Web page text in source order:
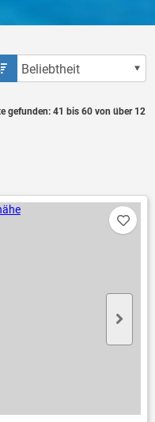
gefunden: 41 bis 60 von über 12